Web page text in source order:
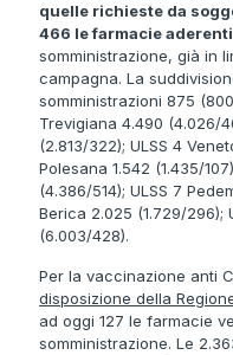
quelle richieste da
466 le farmacie aderenti
somministrazione, già in
campagna. La
somministrazioni 875
Trevigiana 4.490 (4.026/
(2.813/322); ULSS 4
Polesana 1.542 (1.435/
(4.386/514); ULSS 7
Berica 2.025 (1.729/296);
(6.003/428).
Per la vaccinazione anti
disposizione della
ad oggi 127 le farmacie
somministrazione. Le